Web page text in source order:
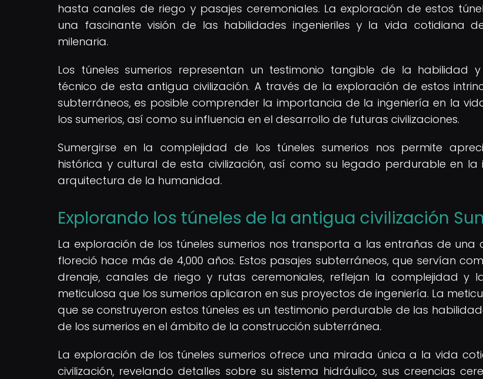
hasta canales de riego y pasajes ceremoniales. La exploración de estos
una fascinante visión de las habilidades ingenieriles y la vida cotidiana
milenaria.
Los túneles sumerios representan un testimonio tangible de la habilidad
técnico de esta antigua civilización. A través de la exploración de estos
subterráneos, es posible comprender la importancia de la ingeniería en la
los sumerios, así como su influencia en el desarrollo de futuras civilizaciones.
Sumergirse en la complejidad de los túneles sumerios nos permite
histórica y cultural de esta civilización, así como su legado perdurable en la
arquitectura de la humanidad.
Explorando los túneles de la antigua civilización
La exploración de los túneles sumerios nos transporta a las entrañas de una
floreció hace más de 4,000 años. Estos pasajes subterráneos, que servían
drenaje, canales de riego y rutas ceremoniales, reflejan la complejidad y
meticulosa que los sumerios aplicaron en sus proyectos de ingeniería. La
que se construyeron estos túneles es un testimonio perdurable de las
de los sumerios en el ámbito de la construcción subterránea.
La exploración de los túneles sumerios ofrece una mirada única a la vida
civilización, revelando detalles sobre su sistema hidráulico, sus creencias